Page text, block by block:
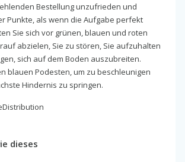
Bestellung unzufrieden und
Punkte, als wenn die Aufgabe perfekt
Sie sich vor grünen, blauen und roten
abzielen, Sie zu stören, Sie aufzuhalten
sich auf dem Boden auszubreiten.
blauen Podesten, um zu beschleunigen
Hindernis zu springen.
dieses